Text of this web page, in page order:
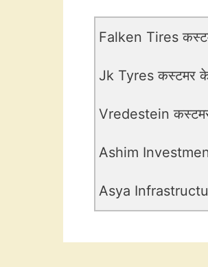
Falken Tires
Jk Tyres कस्टमर
Vredestein
Ashim
Asya